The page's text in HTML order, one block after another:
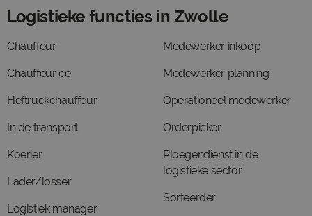
Logistieke functies in Zwolle
Chauffeur
Chauffeur ce
Heftruckchauffeur
In de transport
Koerier
Lader/losser
Logistiek manager
Medewerker inkoop
Medewerker planning
Operationeel medewerker
Orderpicker
Ploegendienst in de
logistieke sector
Sorteerder